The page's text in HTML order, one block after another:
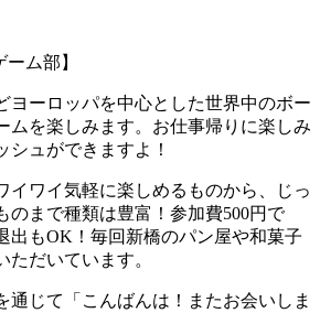
ーム部】
ヨーロッパを中心とした世界中のボー
ムを楽しみます。お仕事帰りに楽しみ
シュができますよ！
イワイ気軽に楽しめるものから、じっ
のまで種類は豊富！参加費500円で
出もOK！毎回新橋のパン屋や和菓子
ただいています。
通じて「こんばんは！またお会いしま